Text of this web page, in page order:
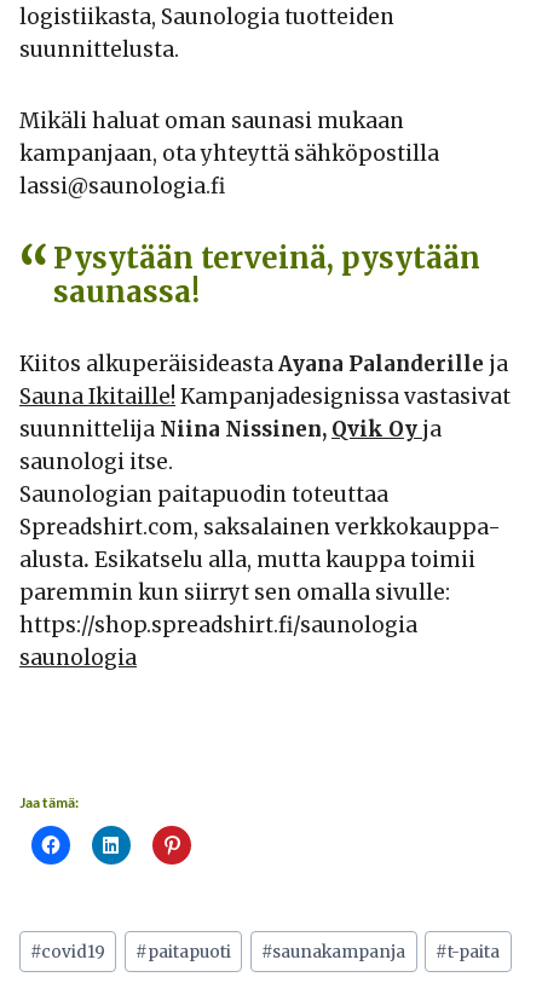
logistiikasta, Saunologia tuotteiden
suunnittelusta.
Mikäli haluat oman saunasi mukaan
kampanjaan, ota yhteyttä sähköpostilla
lassi@saunologia.fi
Pysytään terveinä, pysytään
saunassa!
Kiitos alkuperäisideastaAyana Palanderille ja
Sauna Ikitaille! Kampanjadesignissa vastasivat
suunnittelija Niina Nissinen, Qvik Oy ja
saunologi itse.
Saunologian paitapuodin toteuttaa
Spreadshirt.com, saksalainen verkkokauppa-
alusta. Esikatselu alla, mutta kauppa toimii
paremmin kun siirryt sen omalla sivulle:
https://shop.spreadshirt.fi/saunologia
saunologia
Jaa tämä:
Avainsanat:
#covid19 #paitapuoti #saunakampanja #t-paita